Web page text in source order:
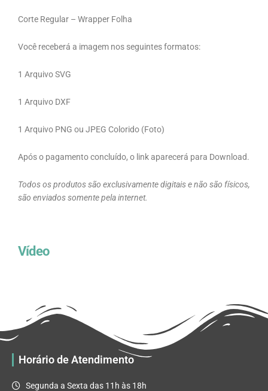
Corte Regular – Wrapper Folha
Você receberá a imagem nos seguintes formatos:
1 Arquivo SVG
1 Arquivo DXF
1 Arquivo PNG ou JPEG Colorido (Foto)
Após o pagamento concluído, o link aparecerá para Download.
Todos os produtos são exclusivamente digitais e não são físicos,
são enviados somente pela internet.
Vídeo
Horário de Atendimento
Segunda a Sexta das 11h às 18h